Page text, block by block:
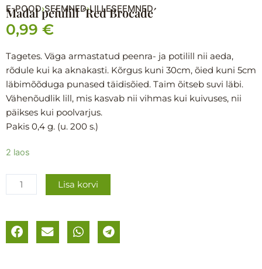
E-POOD›SEEMNED›LILLESEEMNED
Madal peiulill ´Red Brocade´
0,99 €
Tagetes. Väga armastatud peenra- ja potilill nii aeda,
rõdule kui ka aknakasti. Kõrgus kuni 30cm, õied kuni 5cm
läbimõõduga punased täidisõied. Taim õitseb suvi läbi.
Vähenõudlik lill, mis kasvab nii vihmas kui kuivuses, nii
päikses kui poolvarjus.
Pakis 0,4 g. (u. 200 s.)
2 laos
Madal
´Red
Brocade
kogus
Lisa korvi